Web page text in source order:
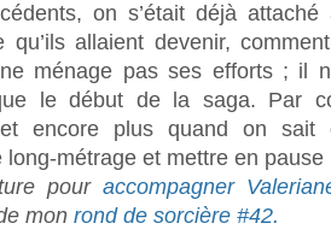
on s’était déjà
qu’ils allaient devenir,
ménage pas ses efforts ; il
le début de la saga. Par
encore plus quand on sait
long-métrage et mettre en
pour accompagner
mon rond de sorcière #42.